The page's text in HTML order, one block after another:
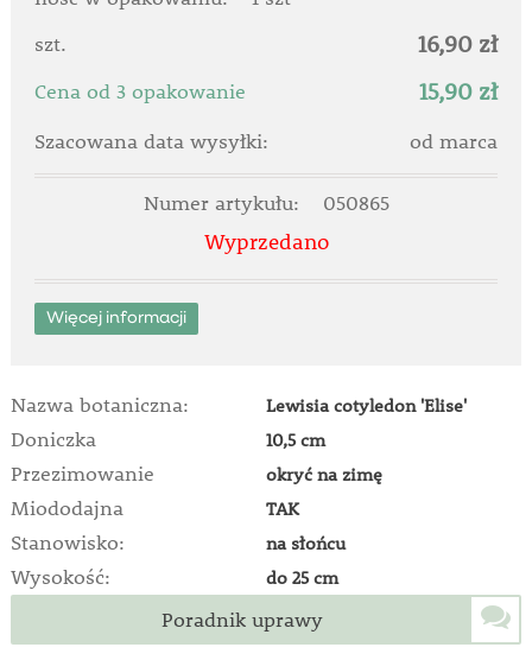
szt.
16,90 zł
Cena od 3 opakowanie 15,90 zł
Szacowana data wysyłki: od marca
Numer artykułu: 050865
Wyprzedano
Więcej informacji
Nazwa botaniczna: Lewisia cotyledon 'Elise'
Doniczka 10,5 cm
Przezimowanie okryć na zimę
Miododajna TAK
Stanowisko: na słońcu
Wysokość: do 25 cm
Poradnik uprawy